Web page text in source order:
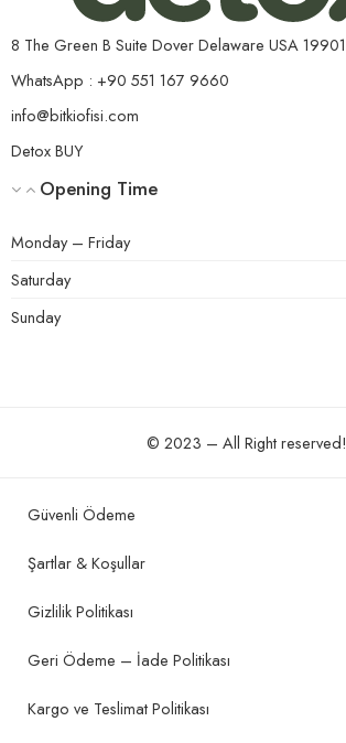
8 The Green B Suite Dover Delaware USA 19901
WhatsApp : +90 551 167 9660
info@bitkiofisi.com
Detox BUY
Opening Time
Monday – Friday
Saturday
Sunday
© 2023 – All Right reserved!
Güvenli Ödeme
Şartlar & Koşullar
Gizlilik Politikası
Geri Ödeme – İade Politikası
Kargo ve Teslimat Politikası